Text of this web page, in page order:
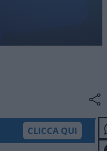
CLICCA QUI